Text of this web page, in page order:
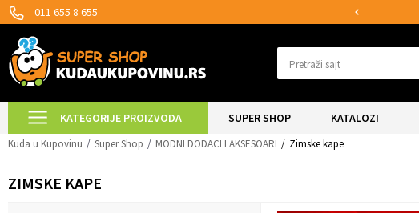
011 655 8 655
Pretraži sajt
KATEGORIJE PROIZVODA SUPER SHOP KATALOZI
Kuda u Kupovinu Super Shop MODNI DODACI I AKSESOARI Zimske kape
ZIMSKE KAPE